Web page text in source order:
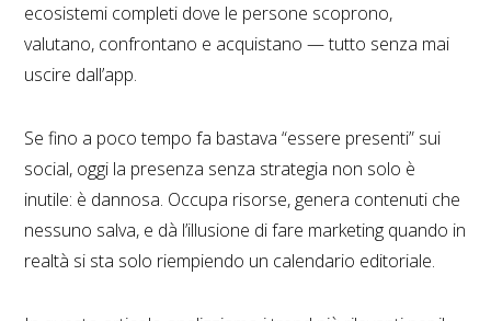
ecosistemi completi dove le persone scoprono,
valutano, confrontano e acquistano — tutto senza mai
uscire dall’app.
Se fino a poco tempo fa bastava “essere presenti” sui
social, oggi la presenza senza strategia non solo è
inutile: è dannosa. Occupa risorse, genera contenuti che
nessuno salva, e dà l’illusione di fare marketing quando in
realtà si sta solo riempiendo un calendario editoriale.